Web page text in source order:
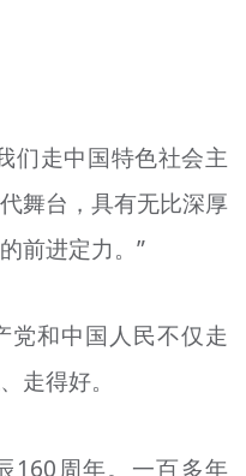
们走中国特色社会主
舞台，具有无比深厚
前进定力。”
党和中国人民不仅走
走得好。
160周年。一百多年